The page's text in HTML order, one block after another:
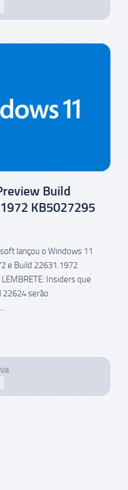
Build
KB5027295
lançou o Windows 11
e Build 22631.1972
Insiders que
serão